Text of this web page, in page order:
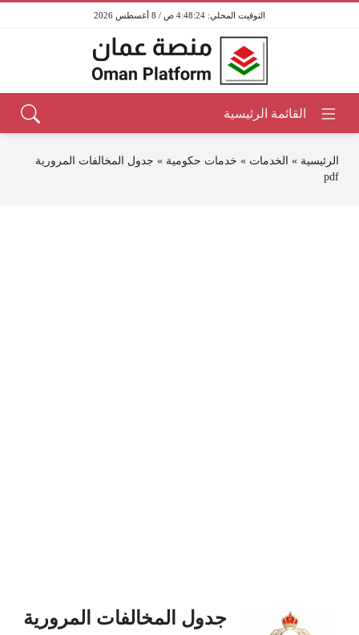
4:48:24 ص / 8 أغسطس 2026
الرئيسية » الخدمات » خدمات حكومية » جدول المخالفات المرورية
pdf
جدول المخالفات المرورية